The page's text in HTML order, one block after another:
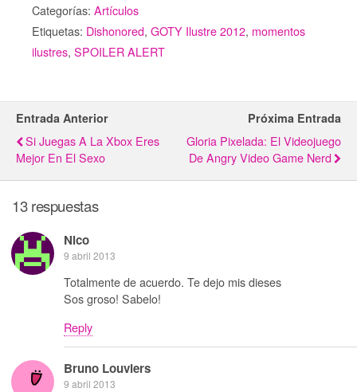
Categorías: Artículos
Etiquetas: Dishonored, GOTY Ilustre 2012, momentos
ilustres, SPOILER ALERT
Entrada Anterior
Si Juegas A La Xbox Eres
Mejor En El Sexo
Próxima Entrada
Gloria Pixelada: El Videojuego
De Angry Video Game Nerd
13 respuestas
Nico
9 abril 2013
Totalmente de acuerdo. Te dejo mis dieses
Sos groso! Sabelo!
Reply
Bruno Louviers
9 abril 2013